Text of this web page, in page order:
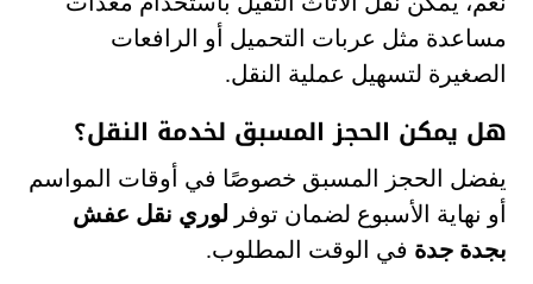
مساعدة مثل عربات التحميل أو الرافعات
الصغيرة لتسهيل عملية النقل.
هل يمكن الحجز المسبق لخدمة النقل؟
يفضل الحجز المسبق خصوصًا في أوقات المواسم
أو نهاية الأسبوع لضمان توفر لوري نقل عفش
بجدة جدة في الوقت المطلوب.